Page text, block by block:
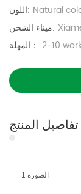
اللون: Natural
ميناء الشحن:
المهلة： 2-10
تفاصيل المنتج
الصورة 1